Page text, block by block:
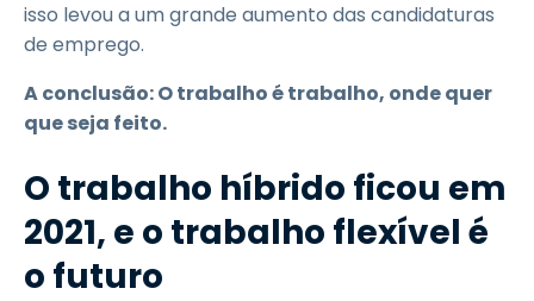
isso levou a um grande aumento das candidaturas
de emprego.
A conclusão: O trabalho é trabalho, onde quer
que seja feito.
O trabalho híbrido ficou em
2021, e o trabalho flexível é
o futuro